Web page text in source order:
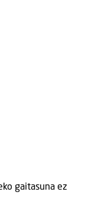
gaitasuna ez